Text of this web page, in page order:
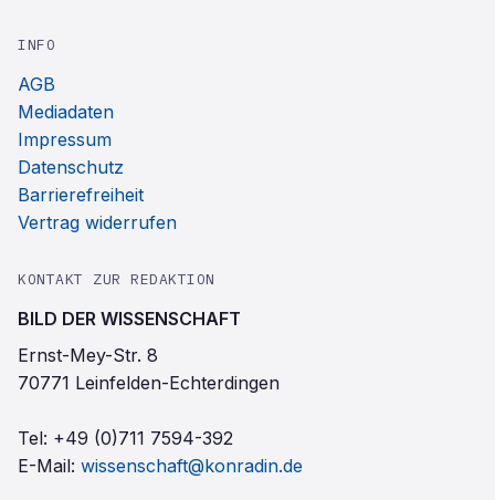
INFO
AGB
Mediadaten
Impressum
Datenschutz
Barrierefreiheit
Vertrag widerrufen
KONTAKT ZUR REDAKTION
BILD DER WISSENSCHAFT
Ernst-Mey-Str. 8
70771 Leinfelden-Echterdingen
Tel: +49 (0)711 7594-392
E-Mail: wissenschaft@konradin.de